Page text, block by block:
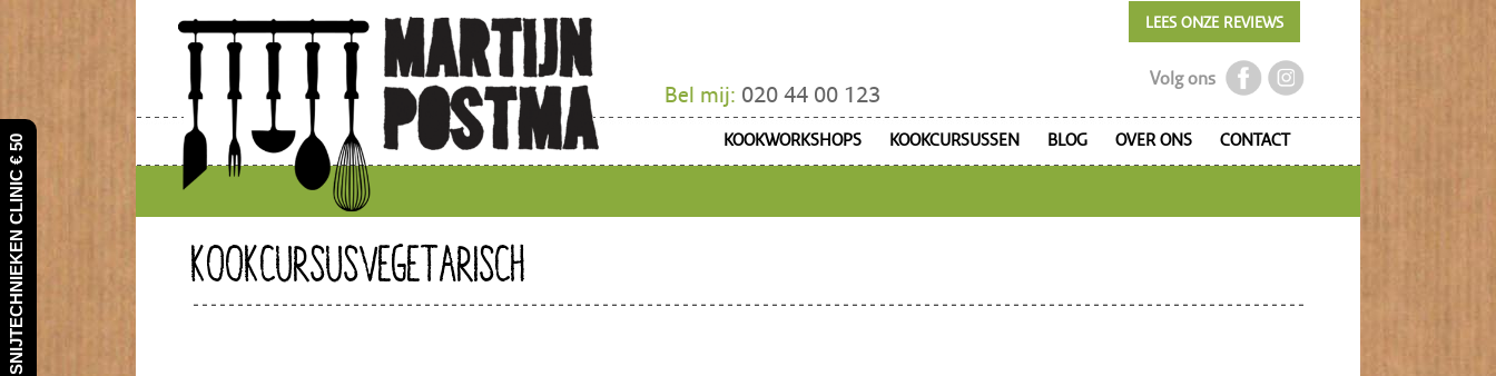
Bel mij: 020 44 00 123
Volg ons
LEES ONZE REVIEWS
KOOKWORKSHOPS KOOKCURSUSSEN BLOG OVER ONS CONTACT
KOOKCURSUSVEGETARISCH
SNIJTECHNIEKEN CLINIC € 50